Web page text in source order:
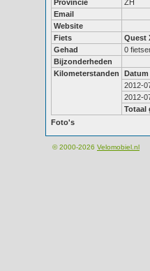
Provincie
ZH
Email
Website
Fiets
Quest
Gehad
0
Bijzonderheden
Kilometerstanden
Datum
2012-
2012-
Totaal
Foto's
© 2000-2026 Velomobiel.nl